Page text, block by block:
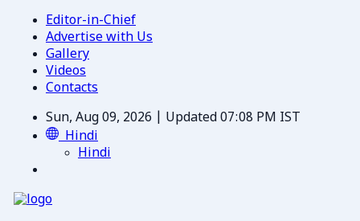
Editor-in-Chief
Advertise with Us
Gallery
Videos
Contacts
Sun, Aug 09, 2026 | Updated 07:08 PM IST
Hindi
Hindi